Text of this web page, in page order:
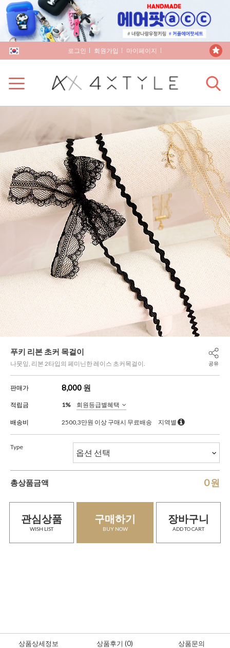
로그인 회원가입 마이페이지
푸키 리본 초커 목걸이
나뭇잎, 리본 2타입의 페미닌한 레이스 초커목걸이. 공유
판매가 8,000 원
적립금 1% 회원등급별혜택
배송비 2500,3만원 이상 구매시 무료배송 지역별
Type
총상품금액 0원
관심상품
WISH LIST
구매하기
BUY NOW
장바구니
ADD TO CART
상품상세정보 상품후기 (0) 상품문의